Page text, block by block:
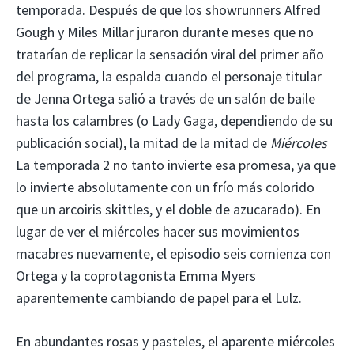
temporada. Después de que los showrunners Alfred
Gough y Miles Millar juraron durante meses que no
tratarían de replicar la sensación viral del primer año
del programa, la espalda cuando el personaje titular
de Jenna Ortega salió a través de un salón de baile
hasta los calambres (o Lady Gaga, dependiendo de su
publicación social), la mitad de la mitad de Miércoles
La temporada 2 no tanto invierte esa promesa, ya que
lo invierte absolutamente con un frío más colorido
que un arcoiris skittles, y el doble de azucarado). En
lugar de ver el miércoles hacer sus movimientos
macabres nuevamente, el episodio seis comienza con
Ortega y la coprotagonista Emma Myers
aparentemente cambiando de papel para el Lulz.
En abundantes rosas y pasteles, el aparente miércoles